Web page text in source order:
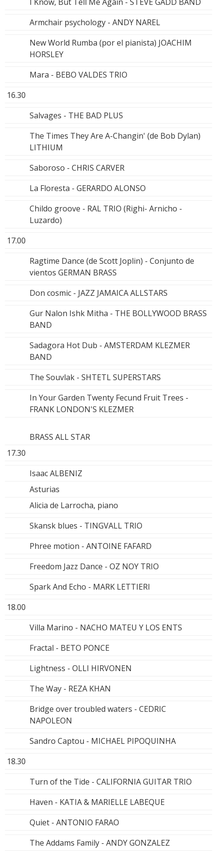
Armchair psychology - ANDY NAREL
New World Rumba (por el pianista) JOACHIM
HORSLEY
Mara - BEBO VALDES TRIO
16.30
Salvages - THE BAD PLUS
The Times They Are A-Changin' (de Bob Dylan)
LITHIUM
Saboroso - CHRIS CARVER
La Floresta - GERARDO ALONSO
Childo groove - RAL TRIO (Righi- Arnicho -
Luzardo)
17.00
Ragtime Dance (de Scott Joplin) - Conjunto de
vientos GERMAN BRASS
Don cosmic - JAZZ JAMAICA ALLSTARS
Gur Nalon Ishk Mitha - THE BOLLYWOOD BRASS
BAND
Sadagora Hot Dub - AMSTERDAM KLEZMER
BAND
The Souvlak - SHTETL SUPERSTARS
In Your Garden Twenty Fecund Fruit Trees -
FRANK LONDON'S KLEZMER
BRASS ALL STAR
17.30
Isaac ALBENIZ
Asturias
Alicia de Larrocha, piano
Skansk blues - TINGVALL TRIO
Phree motion - ANTOINE FAFARD
Freedom Jazz Dance - OZ NOY TRIO
Spark And Echo - MARK LETTIERI
18.00
Villa Marino - NACHO MATEU Y LOS ENTS
Fractal - BETO PONCE
Lightness - OLLI HIRVONEN
The Way - REZA KHAN
Bridge over troubled waters - CEDRIC
NAPOLEON
Sandro Captou - MICHAEL PIPOQUINHA
18.30
Turn of the Tide - CALIFORNIA GUITAR TRIO
Haven - KATIA & MARIELLE LABEQUE
Quiet - ANTONIO FARAO
The Addams Family - ANDY GONZALEZ